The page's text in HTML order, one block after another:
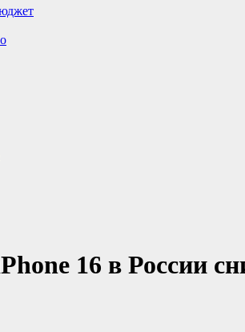
16 в России